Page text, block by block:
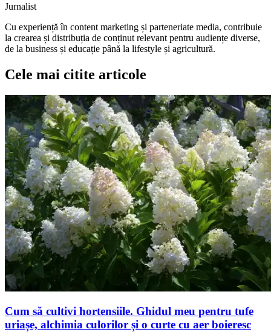
Jurnalist
Cu experiență în content marketing și parteneriate media, contribuie
la crearea și distribuția de conținut relevant pentru audiențe diverse,
de la business și educație până la lifestyle și agricultură.
Cele mai citite articole
Cum să cultivi hortensiile. Ghidul meu pentru tufe
uriașe, alchimia culorilor și o curte cu aer boieresc